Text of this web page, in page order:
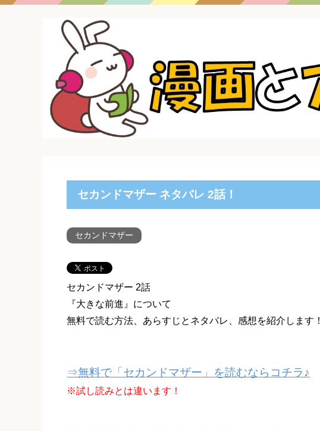
セカンドマザー ネタバレ 2話！
セカンドマザー
セカンドマザー 2話
『大きな前進』について
無料で読む方法、あらすじとネタバレ、感想を紹介します！
⇒無料で「セカンドマザー」を読むならコチラ♪
※試し読みとは違います！